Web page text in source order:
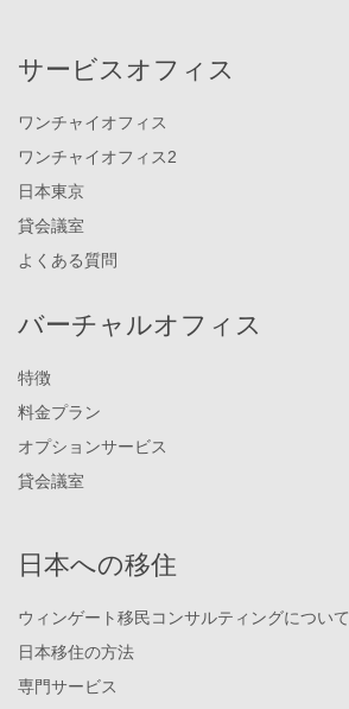
サービスオフィス
ワンチャイオフィス
ワンチャイオフィス2
日本東京
貸会議室
よくある質問
バーチャルオフィス
特徴
料金プラン
オプションサービス
貸会議室
日本への移住
ウィンゲート移民コンサルティングについて
日本移住の方法
専門サービス